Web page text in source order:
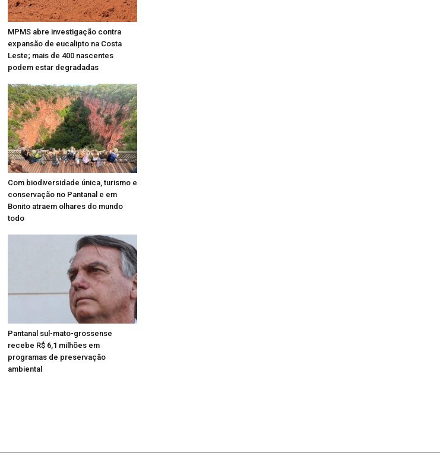
MPMS abre investigação contra
expansão de eucalipto na Costa
Leste; mais de 400 nascentes
podem estar degradadas
Com biodiversidade única, turismo e
conservação no Pantanal e em
Bonito atraem olhares do mundo
todo
Pantanal sul-mato-grossense
recebe R$ 6,1 milhões em
programas de preservação
ambiental